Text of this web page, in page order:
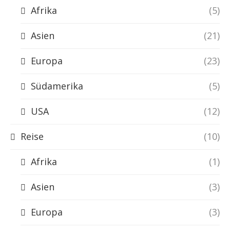
Afrika (5)
Asien (21)
Europa (23)
Südamerika (5)
USA (12)
Reise (10)
Afrika (1)
Asien (3)
Europa (3)